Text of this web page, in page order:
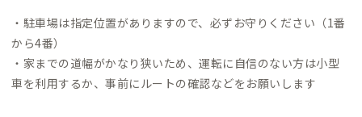
・駐車場は指定位置がありますので、必ずお守りください（1番
から4番）
・家までの道幅がかなり狭いため、運転に自信のない方は小型
車を利用するか、事前にルートの確認などをお願いします